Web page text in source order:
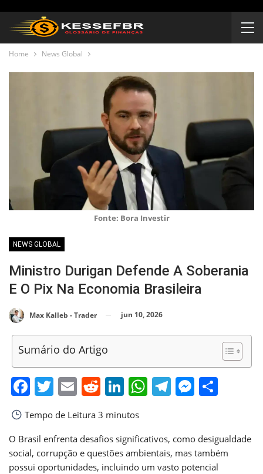
Home News Global
Fonte: Bora Investir
NEWS GLOBAL
Ministro Durigan Defende A Soberania
E O Pix Na Economia Brasileira
Max Kalleb - Trader jun 10, 2026
Sumário do Artigo
Facebook
Twitter
EmailReddit
LinkedIn
WhatsApp
Telegram
Tempo de Leitura 3 minutos
O Brasil enfrenta desafios significativos, como desigualdade
social, corrupção e questões ambientais, mas também
possui oportunidades, incluindo um vasto potencial